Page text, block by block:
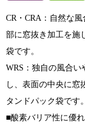
CR・CRA：自然な
部に窓抜き加工を施
袋です。
WRS：独自の風合
し、表面の中央に窓
タンドパック袋です。
■酸素バリア性に優